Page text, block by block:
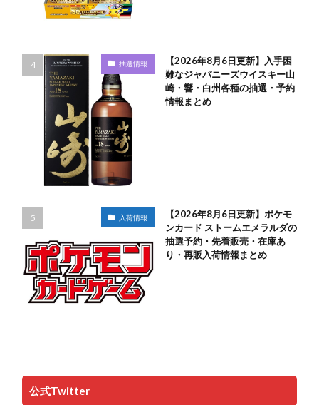
抽選情報
【2026年8月6日更新】入手困
難なジャパニーズウイスキー山
崎・響・白州各種の抽選・予約
情報まとめ
入荷情報
【2026年8月6日更新】ポケモ
ンカード ストームエメラルダの
抽選予約・先着販売・在庫あ
り・再販入荷情報まとめ
公式Twitter